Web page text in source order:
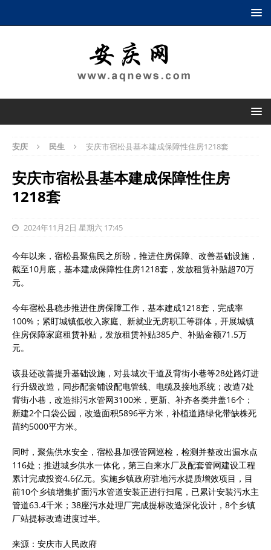
安庆 民生 安庆市宿松县基本建成保障性住房1218套
安庆市宿松县基本建成保障性住房
1218套
2024年11月2日 星期六 17:45
今年以来，宿松县聚焦民之所盼，推进住房保障、改善基础设施，
截至10月底，基本建成保障性住房1218套，发放租赁补贴超70万
元。
今年宿松县稳步推进住房保障工作，基本建成1218套，完成率
100%；紧盯城镇低收入家庭、新就业无房职工等群体，开展城镇
住房保障家庭租赁补贴，发放租赁补贴385户、补贴金额71.5万
元。
该县还改善提升基础设施，对县城次干道及背街小巷等28处路灯进
行升级改造，同步配套铺设配电管线、电缆及接地系统；改造7处
背街小巷，改造排污水管网3100米，更新、补齐各类井盖16个；
新建2个口袋公园，改造面积5896平方米，补植道路绿化带缺株死
苗约5000平方米。
同时，聚焦供水安全，宿松县加强管网巡检，检测并整改出漏水点
116处；推进城乡供水一体化，第三自来水厂及配套管网建设工程
累计完成投资4.6亿元。实施乡镇政府驻地污水提质增效项目，目
前10个乡镇增集扩面污水管道安装正进行扫尾，已累计安装污水主
管道63.4千米；38座污水处理厂完成提标改造深化设计，8个乡镇
厂站提标改造进度过半。
来源：安庆市人民政府